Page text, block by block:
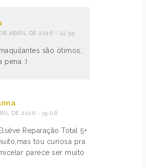
ABRIL DE 2016 - 22:55
são ótimos,
pena :)
DE 2016 - 19:06
Reparação Total 5+
tou curiosa pra
parece ser muito